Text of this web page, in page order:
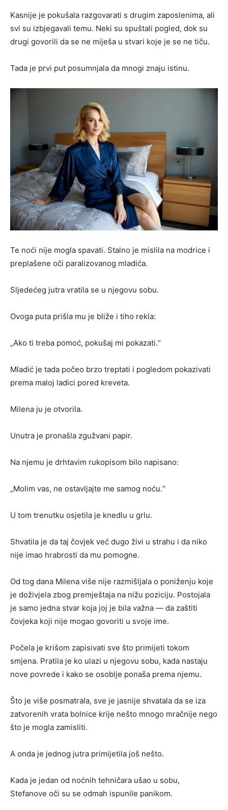
Kasnije je pokušala razgovarati s drugim zaposlenima, ali
svi su izbjegavali temu. Neki su spuštali pogled, dok su
drugi govorili da se ne miješa u stvari koje je se ne tiču.
Tada je prvi put posumnjala da mnogi znaju istinu.
Te noći nije mogla spavati. Stalno je mislila na modrice i
preplašene oči paralizovanog mladića.
Sljedećeg jutra vratila se u njegovu sobu.
Ovoga puta prišla mu je bliže i tiho rekla:
„Ako ti treba pomoć, pokušaj mi pokazati.“
Mladić je tada počeo brzo treptati i pogledom pokazivati
prema maloj ladici pored kreveta.
Milena ju je otvorila.
Unutra je pronašla zgužvani papir.
Na njemu je drhtavim rukopisom bilo napisano:
„Molim vas, ne ostavljajte me samog noću.“
U tom trenutku osjetila je knedlu u grlu.
Shvatila je da taj čovjek već dugo živi u strahu i da niko
nije imao hrabrosti da mu pomogne.
Od tog dana Milena više nije razmišljala o poniženju koje
je doživjela zbog premještaja na nižu poziciju. Postojala
je samo jedna stvar koja joj je bila važna — da zaštiti
čovjeka koji nije mogao govoriti u svoje ime.
Počela je krišom zapisivati sve što primijeti tokom
smjena. Pratila je ko ulazi u njegovu sobu, kada nastaju
nove povrede i kako se osoblje ponaša prema njemu.
Što je više posmatrala, sve je jasnije shvatala da se iza
zatvorenih vrata bolnice krije nešto mnogo mračnije nego
što je mogla zamisliti.
A onda je jednog jutra primijetila još nešto.
Kada je jedan od noćnih tehničara ušao u sobu,
Stefanove oči su se odmah ispunile panikom.